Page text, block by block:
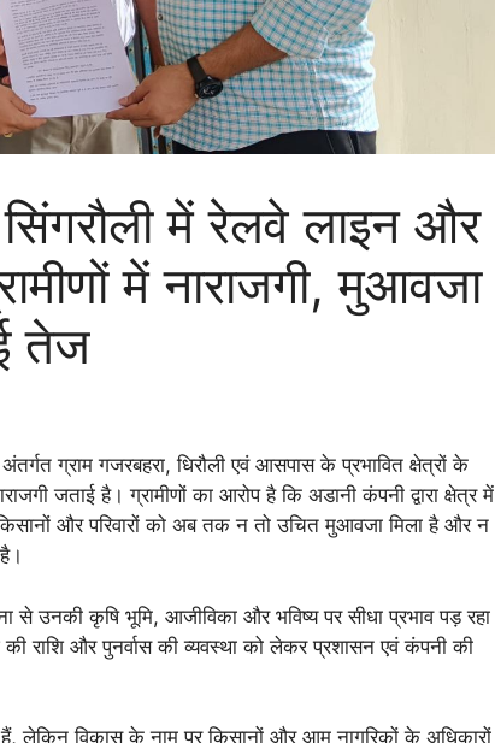
में रेलवे लाइन और
में नाराजगी, मुआवजा
तेज
ग्राम गजरबहरा, धिरौली एवं आसपास के प्रभावित क्षेत्रों के
जताई है। ग्रामीणों का आरोप है कि अडानी कंपनी द्वारा क्षेत्र में
किसानों और परिवारों को अब तक न तो उचित मुआवजा मिला है और न
से उनकी कृषि भूमि, आजीविका और भविष्य पर सीधा प्रभाव पड़ रहा
राशि और पुनर्वास की व्यवस्था को लेकर प्रशासन एवं कंपनी की
हैं, लेकिन विकास के नाम पर किसानों और आम नागरिकों के अधिकारों